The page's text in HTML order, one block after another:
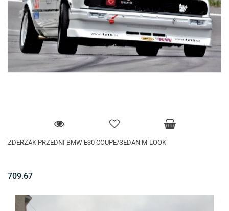
ZDERZAK PRZEDNI BMW E30 COUPE/SEDAN M-LOOK
709.67